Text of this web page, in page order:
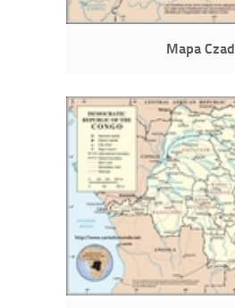
Mapa Czad